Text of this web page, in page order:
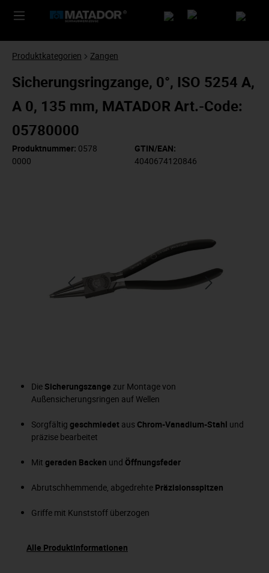
Produktkategorien Zangen
Sicherungsringzange, 0°, ISO 5254 A,
A 0, 135 mm, MATADOR Art.-Code:
05780000
Produktnummer: 0578
0000
GTIN/EAN:
4040674120846
Die Sicherungszange zur Montage von
Außensicherungsringen auf Wellen
Sorgfältig geschmiedet aus Chrom-Vanadium-Stahl und
präzise bearbeitet
Mit geraden Backen und Öffnungsfeder
Abrutschhemmende, abgedrehte Präzisionsspitzen
Griffe mit Kunststoff überzogen
Alle Produktinformationen